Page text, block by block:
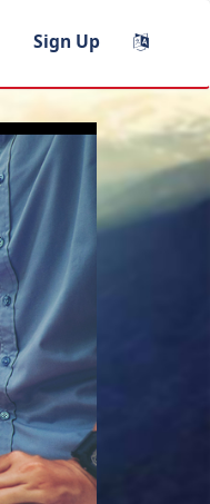
Sign Up